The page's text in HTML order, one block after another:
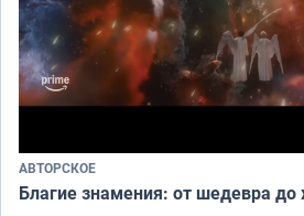
АВТОРСКОЕ
Благие знамения: от шедевра